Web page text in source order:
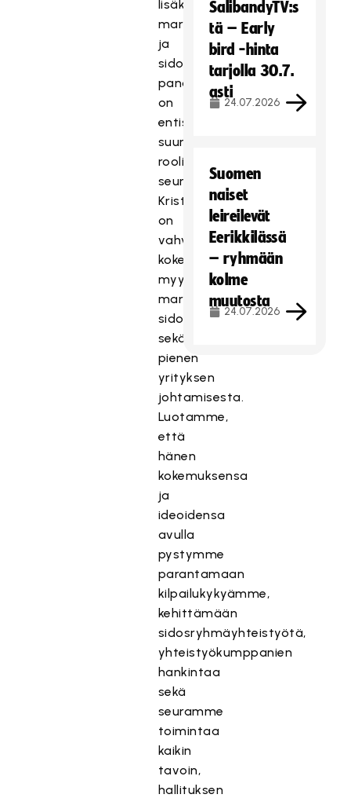
lisäksi
markkinoinnilla
ja
sidosryhmäyhteistyöhön
panostamisella
on
entistä
suurempi
rooli
seurassamme.
Kristalla
on
vahva
kokemus
myynnistä,
markkinoinnista,
sidosryhmäyhteistyöstä
sekä
pienen
yrityksen
johtamisesta.
Luotamme,
että
hänen
kokemuksensa
ja
ideoidensa
avulla
pystymme
parantamaan
kilpailukykyämme,
kehittämään
sidosryhmäyhteistyötä,
yhteistyökumppanien
hankintaa
sekä
seuramme
toimintaa
kaikin
tavoin,
hallituksen
SalibandyTV:s
tä – Early
bird -hinta
tarjolla 30.7.
asti
24.07.2026
Suomen
naiset
leireilevät
Eerikkilässä
– ryhmään
kolme
muutosta
24.07.2026